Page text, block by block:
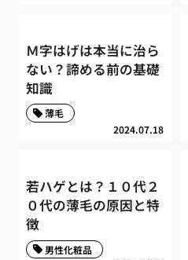
Ｍ字はげは本当に治ら
ない？諦める前の基礎
知識
2024.07.18
薄毛
若ハゲとは？１０代２
０代の薄毛の原因と特
徴
男性化粧品